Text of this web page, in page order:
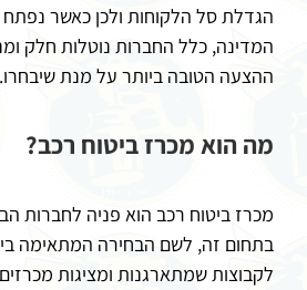
הגדלת סל הלקוחות ולכן כאשר
המדינה, כלל החברות נוטלות חלק
ההצעה הטובה ביותר על מנת שיבחרו.
מה הוא מכרז ביטוח רכב?
מכרז ביטוח רכב הוא פניה לחברות
בתחום זה, לשם הבחירה המתאימה
לקבוצות שמתארגנות ומציגות